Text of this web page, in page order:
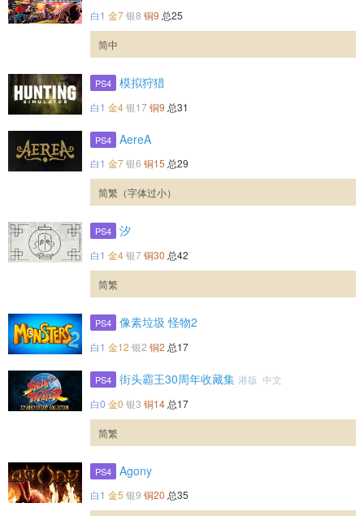
白1 金7银8 铜9 总25
简中
PS4 模拟狩猎
白1 金4银17 铜9 总31
PS4 AereA
白1 金7银6 铜15 总29
简繁（字体过小）
PS4 汐
白1 金4银7 铜30 总42
简繁
PS4 像素垃圾 怪物2
白1 金12 银2 铜2 总17
PS4 街头霸王30周年收藏集 港版 中文
白0 金0 银3 铜14 总17
简繁
PS4 Agony
白1 金5 银9 铜20 总35